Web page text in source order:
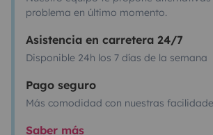
problema en último momento.
Asistencia en carretera 24/7
Disponible 24h los 7 días de la semana
Pago seguro
Más comodidad con nuestras
Saber más